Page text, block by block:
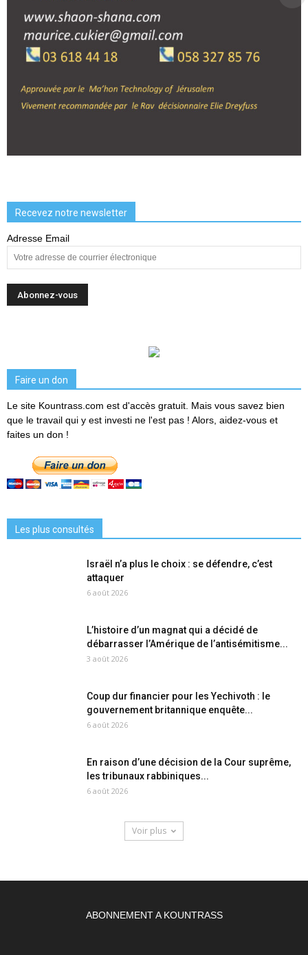
Recevez notre newsletter
Adresse Email
Faire un don
Le site Kountrass.com est d'accès gratuit. Mais vous savez bien
que le travail qui y est investi ne l'est pas ! Alors, aidez-vous et
faites un don !
Les plus consultés
Israël n’a plus le choix : se défendre, c’est
attaquer
6 août 2026
L’histoire d’un magnat qui a décidé de
débarrasser l’Amérique de l’antisémitisme...
3 août 2026
Coup dur financier pour les Yechivoth : le
gouvernement britannique enquête...
6 août 2026
En raison d’une décision de la Cour suprême,
les tribunaux rabbiniques...
6 août 2026
Voir plus
ABONNEMENT A KOUNTRASS